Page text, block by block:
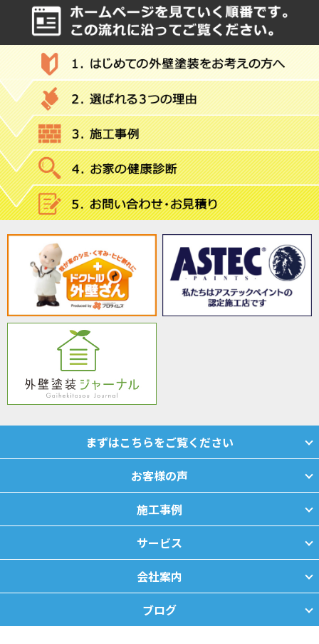
まずはこちらをご覧ください
お客様の声
施工事例
サービス
会社案内
ブログ